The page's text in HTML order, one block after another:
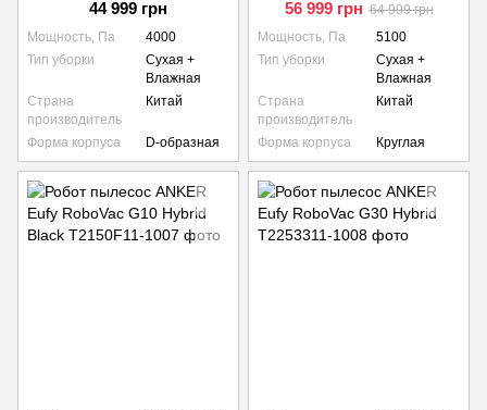
44 999 грн
Мощность, Па
4000
Тип уборки
Сухая +
Влажная
Страна
производитель
Китай
Форма корпуса D-образная
56 999 грн 64 999 грн
Мощность, Па
5100
Тип уборки
Сухая +
Влажная
Страна
производитель
Китай
Форма корпуса Круглая